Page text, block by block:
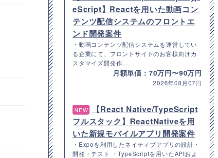
eScript】Reactを用いた動画コン
テンツ配信システムのフロントエ
ンド開発案件
・動画コンテンツ配信システムを運営してい
る企業にて、フロントサイトのお客様向けカ
スタマイズ開発作...
月額単価：70万円〜90万円
2026年08月07日
NEW
【React Native/TypeScript
フルスタック】ReactNativeを用
いた新規モバイルアプリ開発案件
・Expoを利用したネイティブアプリの設計・
開発・テスト ・TypeScriptを用いたAPIおよ